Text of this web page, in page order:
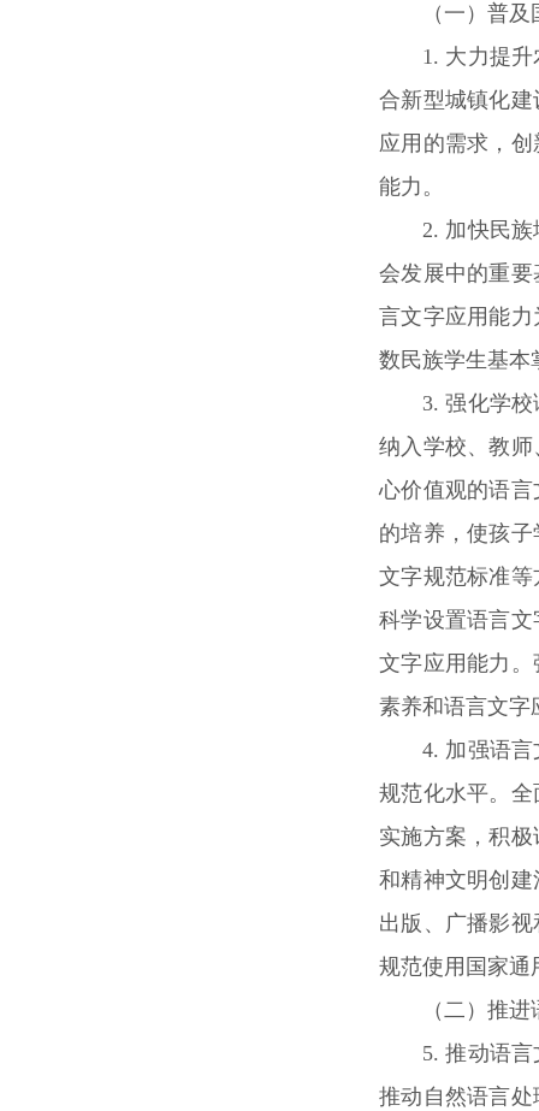
（一）普
1. 大力提
合新型城镇化
应用的需求，
能力。
2. 加快民
会发展中的重
言文字应用能
数民族学生基本
3. 强化学
纳入学校、教
心价值观的语
的培养，使孩
文字规范标准
科学设置语言
文字应用能力
素养和语言文字
4. 加强语
规范化水平。
实施方案，积
和精神文明创
出版、广播影
规范使用国家通
（二）推
5. 推动语
推动自然语言